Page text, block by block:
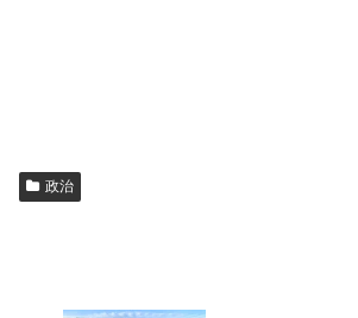
政治